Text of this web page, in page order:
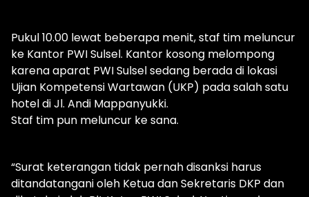
Pukul 10.00 lewat beberapa menit, staf tim meluncur
ke Kantor PWI Sulsel. Kantor kosong melompong
karena aparat PWI Sulsel sedang berada di lokasi
Ujian Kompetensi Wartawan (UKP) pada salah satu
hotel di Jl. Andi Mappanyukki.
Staf tim pun meluncur ke sana.
“Surat keterangan tidak pernah disanksi harus
ditandatangani oleh Ketua dan Sekretaris DKP dan